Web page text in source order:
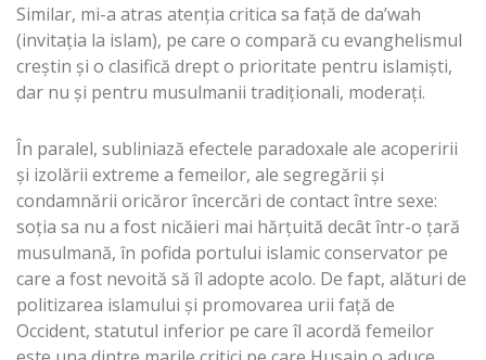
Similar, mi-a atras atenția critica sa față de da’wah
(invitația la islam), pe care o compară cu evanghelismul
creștin și o clasifică drept o prioritate pentru islamiști,
dar nu și pentru musulmanii tradiționali, moderați.
În paralel, subliniază efectele paradoxale ale acoperirii
și izolării extreme a femeilor, ale segregării și
condamnării oricăror încercări de contact între sexe:
soția sa nu a fost nicăieri mai hărțuită decât într-o țară
musulmană, în pofida portului islamic conservator pe
care a fost nevoită să îl adopte acolo. De fapt, alături de
politizarea islamului și promovarea urii față de
Occident, statutul inferior pe care îl acordă femeilor